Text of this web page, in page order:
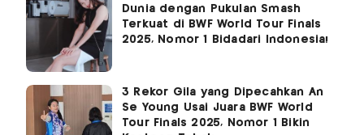
Dunia dengan Pukulan Smash
Terkuat di BWF World Tour Finals
2025, Nomor 1 Bidadari Indonesia!
3 Rekor Gila yang Dipecahkan An
Se Young Usai Juara BWF World
Tour Finals 2025, Nomor 1 Bikin